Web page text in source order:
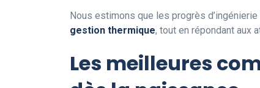
Nous estimons que les progrès
gestion thermique, tout en répondant aux
Les meilleures